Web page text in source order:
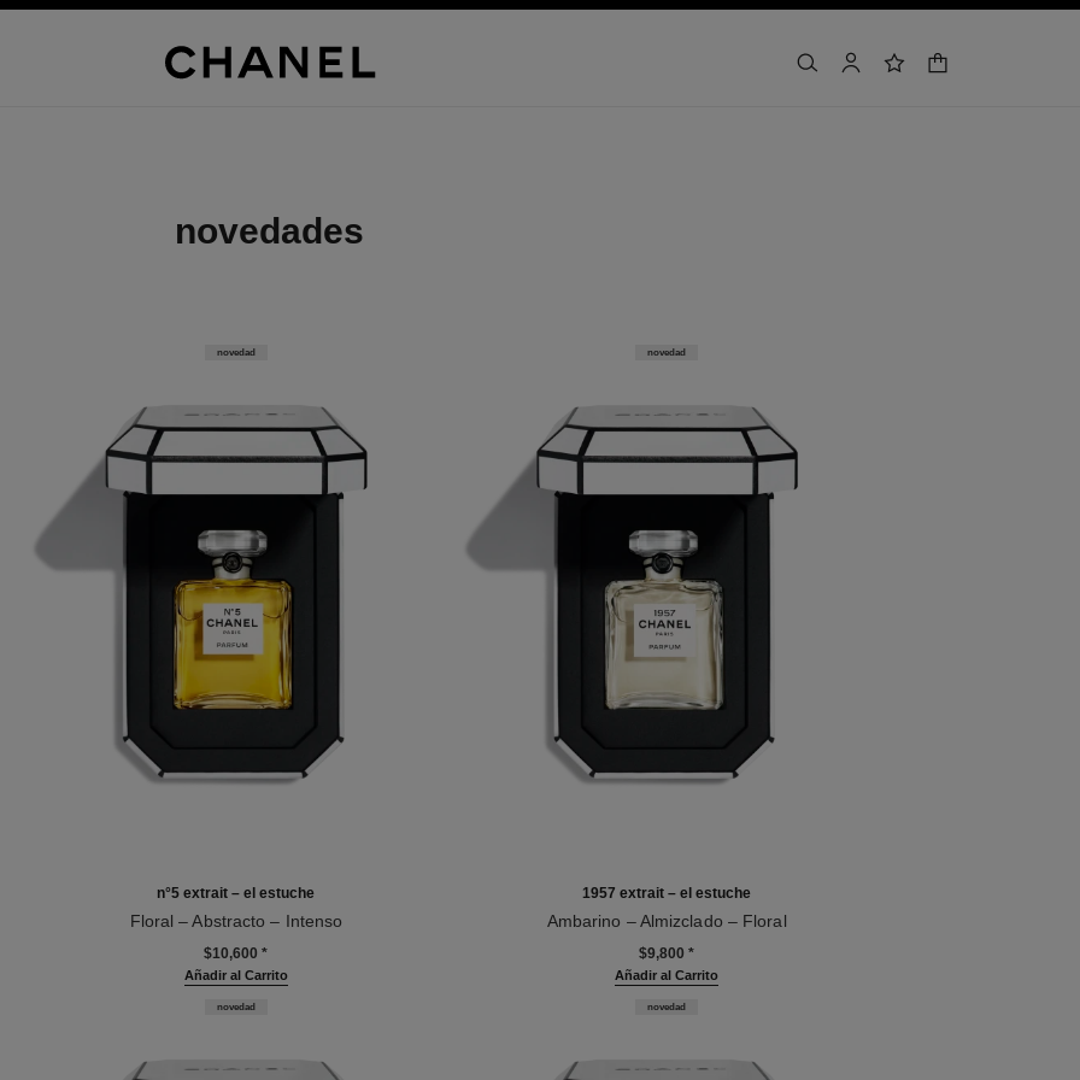
buscar cuentalista de deseos
carrito
novedades
n°5 extrait – el estuche
Floral – Abstracto – Intenso
novedad
$10,600*
Añadir al Carrito
1957 extrait – el estuche
Ambarino – Almizclado – Floral
novedad
$9,800*
Añadir al Carrito
novedad novedad